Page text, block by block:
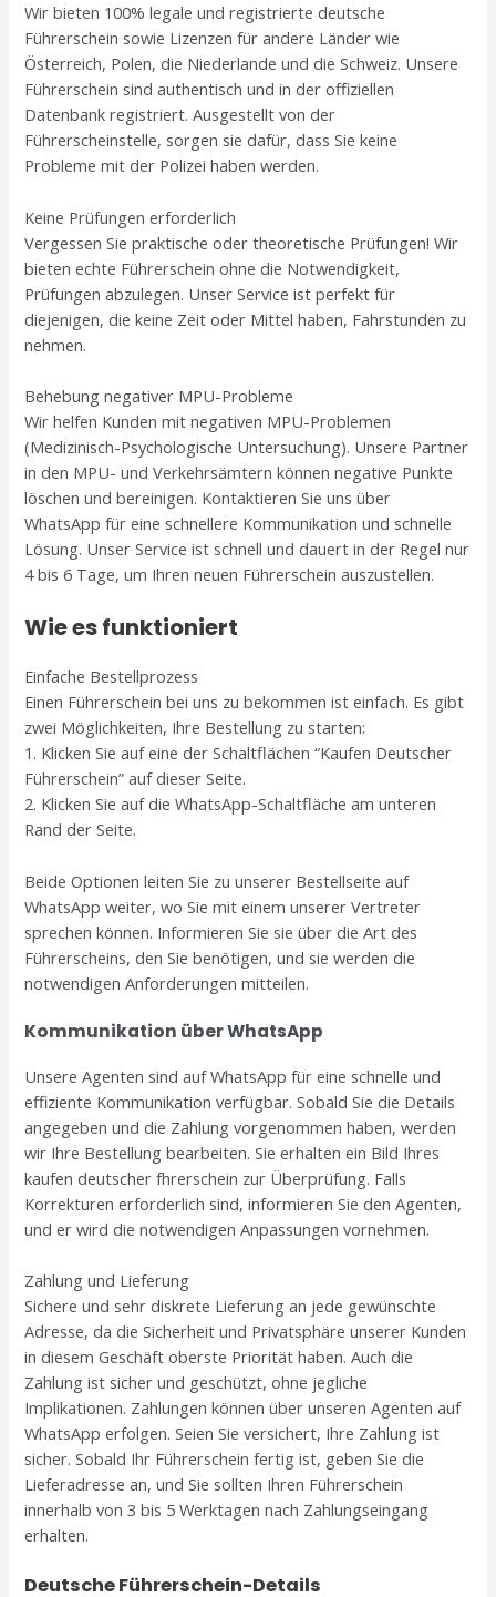
Wir bieten 100% legale und registrierte deutsche
Führerschein sowie Lizenzen für andere Länder wie
Österreich, Polen, die Niederlande und die Schweiz. Unsere
Führerschein sind authentisch und in der offiziellen
Datenbank registriert. Ausgestellt von der
Führerscheinstelle, sorgen sie dafür, dass Sie keine
Probleme mit der Polizei haben werden.
Keine Prüfungen erforderlich
Vergessen Sie praktische oder theoretische Prüfungen! Wir
bieten echte Führerschein ohne die Notwendigkeit,
Prüfungen abzulegen. Unser Service ist perfekt für
diejenigen, die keine Zeit oder Mittel haben, Fahrstunden zu
nehmen.
Behebung negativer MPU-Probleme
Wir helfen Kunden mit negativen MPU-Problemen
(Medizinisch-Psychologische Untersuchung). Unsere Partner
in den MPU- und Verkehrsämtern können negative Punkte
löschen und bereinigen. Kontaktieren Sie uns über
WhatsApp für eine schnellere Kommunikation und schnelle
Lösung. Unser Service ist schnell und dauert in der Regel nur
4 bis 6 Tage, um Ihren neuen Führerschein auszustellen.
Wie es funktioniert
Einfache Bestellprozess
Einen Führerschein bei uns zu bekommen ist einfach. Es gibt
zwei Möglichkeiten, Ihre Bestellung zu starten:
1. Klicken Sie auf eine der Schaltflächen “Kaufen Deutscher
Führerschein” auf dieser Seite.
2. Klicken Sie auf die WhatsApp-Schaltfläche am unteren
Rand der Seite.
Beide Optionen leiten Sie zu unserer Bestellseite auf
WhatsApp weiter, wo Sie mit einem unserer Vertreter
sprechen können. Informieren Sie sie über die Art des
Führerscheins, den Sie benötigen, und sie werden die
notwendigen Anforderungen mitteilen.
Kommunikation über WhatsApp
Unsere Agenten sind auf WhatsApp für eine schnelle und
effiziente Kommunikation verfügbar. Sobald Sie die Details
angegeben und die Zahlung vorgenommen haben, werden
wir Ihre Bestellung bearbeiten. Sie erhalten ein Bild Ihres
kaufen deutscher fhrerschein zur Überprüfung. Falls
Korrekturen erforderlich sind, informieren Sie den Agenten,
und er wird die notwendigen Anpassungen vornehmen.
Zahlung und Lieferung
Sichere und sehr diskrete Lieferung an jede gewünschte
Adresse, da die Sicherheit und Privatsphäre unserer Kunden
in diesem Geschäft oberste Priorität haben. Auch die
Zahlung ist sicher und geschützt, ohne jegliche
Implikationen. Zahlungen können über unseren Agenten auf
WhatsApp erfolgen. Seien Sie versichert, Ihre Zahlung ist
sicher. Sobald Ihr Führerschein fertig ist, geben Sie die
Lieferadresse an, und Sie sollten Ihren Führerschein
innerhalb von 3 bis 5 Werktagen nach Zahlungseingang
erhalten.
Deutsche Führerschein-Details